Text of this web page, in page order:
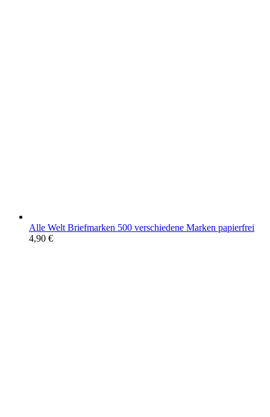
Alle Welt Briefmarken 500 verschiedene Marken papierfrei
4,90 €